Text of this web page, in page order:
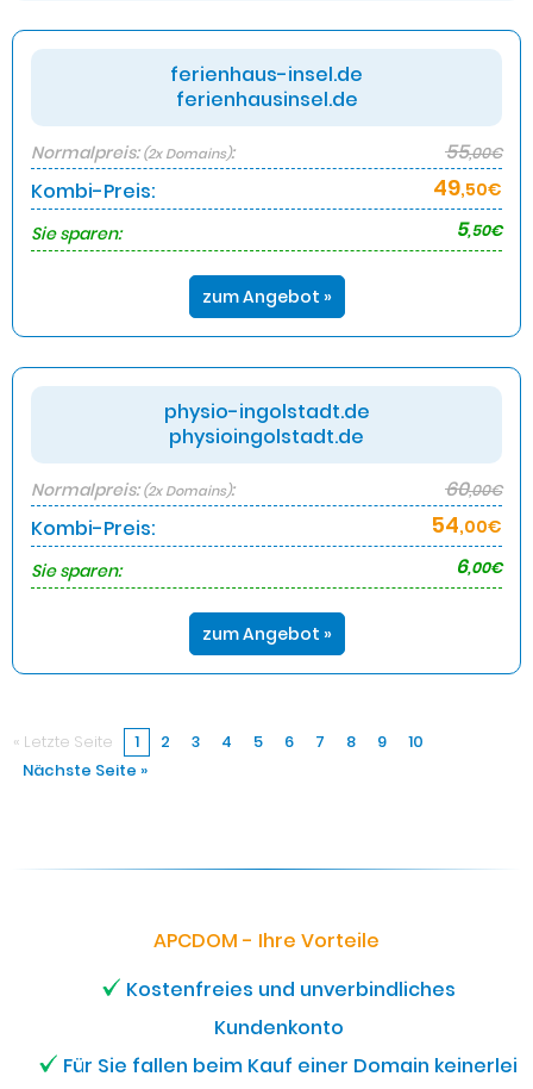
ferienhaus-insel.de
ferienhausinsel.de
Normalpreis:(2x Domains): 55,00€
Kombi-Preis: 49,50€
Sie sparen:
5,50€
zum Angebot »
physio-ingolstadt.de
physioingolstadt.de
Normalpreis:(2x Domains): 60,00€
Kombi-Preis: 54,00€
Sie sparen:
6,00€
zum Angebot »
« Letzte Seite 1 2 3 4 5 6 7 8 9
10
Nächste Seite »
APCDOM - Ihre Vorteile
Kostenfreies und unverbindliches
Kundenkonto
Für Sie fallen beim Kauf einer Domain keinerlei